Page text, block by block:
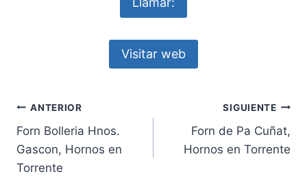
Visitar web
Navegación
de
entradas
ANTERIOR
Forn Bolleria Hnos.
Gascon, Hornos en
Torrente
SIGUIENTE
Forn de Pa Cuñat,
Hornos en Torrente